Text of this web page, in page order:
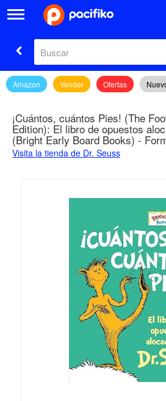
Amazon Vender Ofertas
¡Cuántos, cuántos Pies! (The
Edition): El libro de opuestos
(Bright Early Board Books) -
Visita la tienda de Dr. Seuss